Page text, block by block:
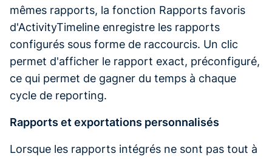
mêmes rapports, la fonction Rapports favoris
d'ActivityTimeline enregistre les rapports
configurés sous forme de raccourcis. Un clic
permet d'afficher le rapport exact, préconfiguré,
ce qui permet de gagner du temps à chaque
cycle de reporting.
Rapports et exportations personnalisés
Lorsque les rapports intégrés ne sont pas tout à